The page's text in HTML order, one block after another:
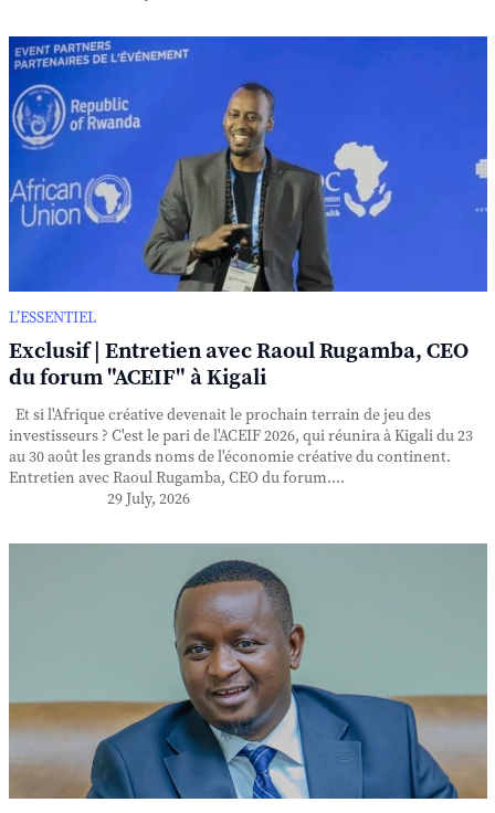
L’ESSENTIEL
Exclusif | Entretien avec Raoul Rugamba, CEO
du forum "ACEIF" à Kigali
Et si l'Afrique créative devenait le prochain terrain de jeu des
investisseurs ? C'est le pari de l'ACEIF 2026, qui réunira à Kigali du 23
au 30 août les grands noms de l'économie créative du continent.
Entretien avec Raoul Rugamba, CEO du forum....
29 July, 2026